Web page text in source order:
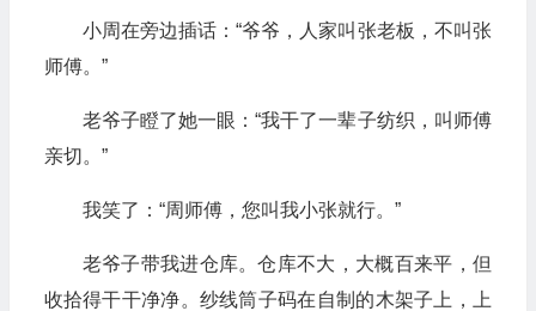
小周在旁边插话：“爷爷，人家叫张老板，不叫张
师傅。”
老爷子瞪了她一眼：“我干了一辈子纺织，叫师傅
亲切。”
我笑了：“周师傅，您叫我小张就行。”
老爷子带我进仓库。仓库不大，大概百来平，但
收拾得干干净净。纱线筒子码在自制的木架子上，上